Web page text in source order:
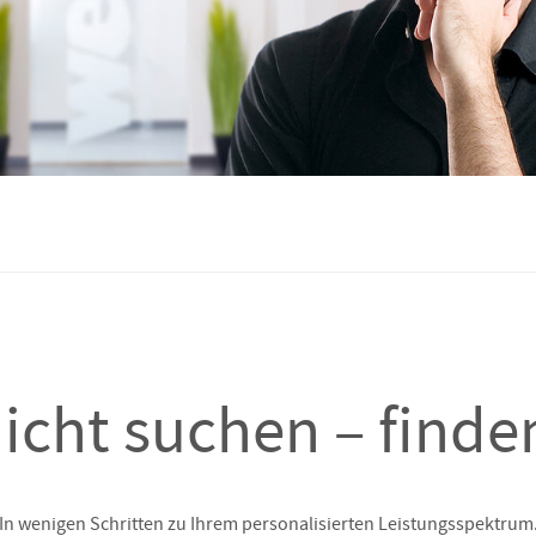
suchen –
wenigen Schritten zu Ihrem personalisierten